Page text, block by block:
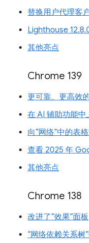
替换用户代理客
Lighthouse
其他亮点
Chrome 139
更可靠、更高效
在 AI 辅助功能
向“网络”中的表
查看 2025 年
其他亮点
Chrome 138
改进了“效果”面板
“网络依赖关系